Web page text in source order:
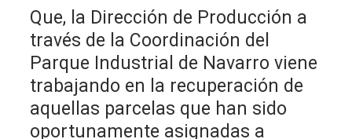
Que, la Dirección de Producción a
través de la Coordinación del
Parque Industrial de Navarro viene
trabajando en la recuperación de
aquellas parcelas que han sido
oportunamente asignadas a